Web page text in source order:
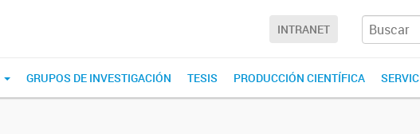
INTRANET
GRUPOS DE INVESTIGACIÓN TESIS PRODUCCIÓN CIENTÍFICA